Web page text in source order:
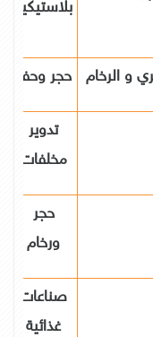
بلاستيكية
و الرخام حجر وحفر
تدوير
مخلفات
حجر
ورخام
صناعات
غذائية